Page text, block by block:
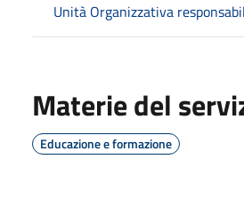
Unità Organizzativa
Materie del
Educazione e formazione